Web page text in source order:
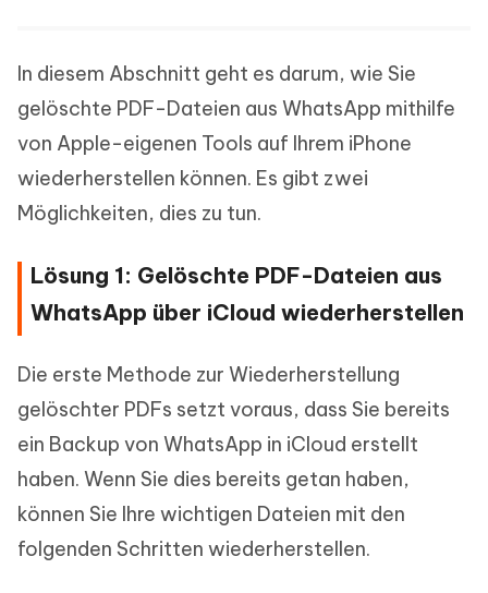
In diesem Abschnitt geht es darum, wie Sie
gelöschte PDF-Dateien aus WhatsApp mithilfe
von Apple-eigenen Tools auf Ihrem iPhone
wiederherstellen können. Es gibt zwei
Möglichkeiten, dies zu tun.
Lösung 1: Gelöschte PDF-Dateien aus
WhatsApp über iCloud wiederherstellen
Die erste Methode zur Wiederherstellung
gelöschter PDFs setzt voraus, dass Sie bereits
ein Backup von WhatsApp in iCloud erstellt
haben. Wenn Sie dies bereits getan haben,
können Sie Ihre wichtigen Dateien mit den
folgenden Schritten wiederherstellen.